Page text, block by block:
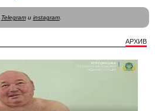
Telegramи instagram.
АРХИВ